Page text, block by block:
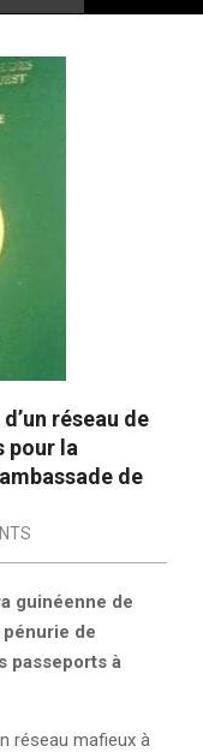
réseau de
pour la
de
guinéenne de
pénurie de
passeports à
réseau mafieux à